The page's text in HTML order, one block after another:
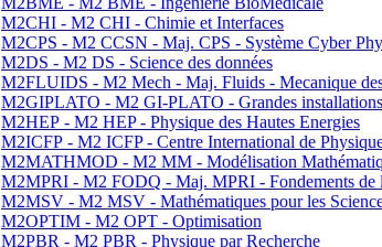
M2CHI - M2 CHI - Chimie et Interfaces
M2CPS - M2 CCSN - Maj. CPS - Système Cyber
M2DS - M2 DS - Science des données
M2FLUIDS - M2 Mech - Maj. Fluids - Mecanique
M2GIPLATO - M2 GI-PLATO - Grandes installations
M2HEP - M2 HEP - Physique des Hautes Energies
M2ICFP - M2 ICFP - Centre International de
M2MATHMOD - M2 MM - Modélisation
M2MPRI - M2 FODQ - Maj. MPRI - Fondements de
M2MSV - M2 MSV - Mathématiques pour les
M2OPTIM - M2 OPT - Optimisation
M2PBR - M2 PBR - Physique par Recherche